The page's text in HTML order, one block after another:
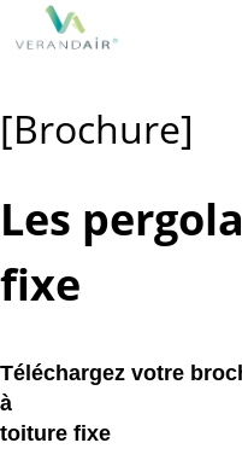
[Brochure]
Les
fixe
Téléchargez votre
à
toiture fixe